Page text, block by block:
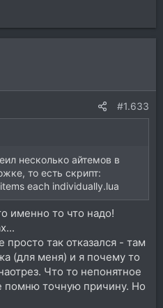
#1.633
несколько айтемов в
то есть скрипт:
each individually.lua
именно то что надо!
просто так отказался - там
(для меня) и я почему то
Что то непонятное
помню точную причину. Но